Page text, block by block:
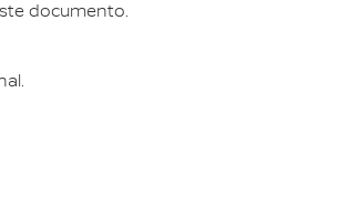
documento.